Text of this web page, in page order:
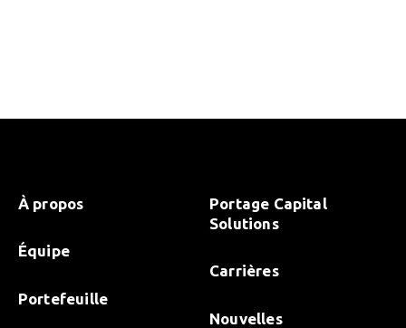
À propos
Équipe
Portefeuille
Portage Capital
Solutions
Carrières
Nouvelles